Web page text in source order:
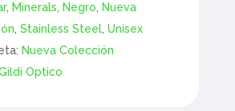
, Minerals Negro
Nueva
,Stainless Steel ,Unisex
Nueva Colección
Optico